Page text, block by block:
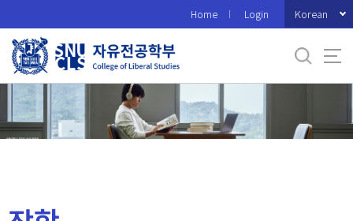
로
메
Home Login Korean